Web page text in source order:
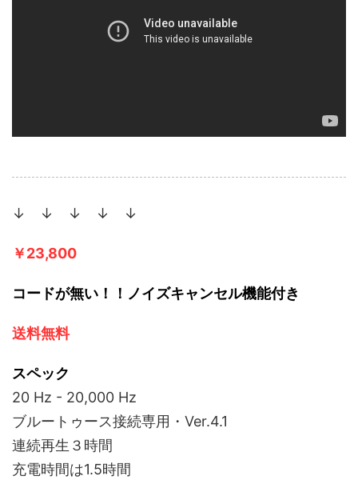
↓ ↓ ↓ ↓ ↓
￥23,800
コードが無い！！ノイズキャンセル機能付き
送料無料
スペック
20 Hz - 20,000 Hz
ブルートゥース接続専用・Ver.4.1
連続再生３時間
充電時間は1.5時間